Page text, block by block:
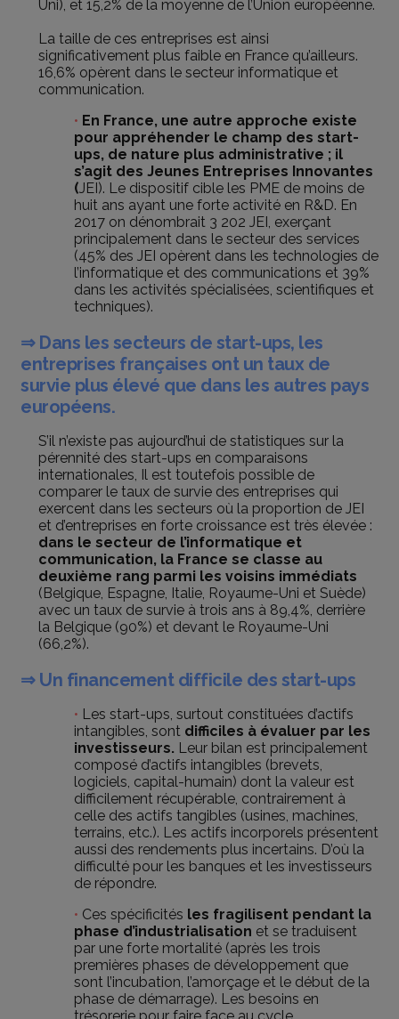
Uni), et 15,2% de la moyenne de l’Union européenne.
La taille de ces entreprises est ainsi
significativement plus faible en France qu’ailleurs.
16,6% opèrent dans le secteur informatique et
communication.
En France, une autre approche existe
pour appréhender le champ des start-
ups, de nature plus administrative ; il
s’agit des Jeunes Entreprises Innovantes
(JEI). Le dispositif cible les PME de moins de
huit ans ayant une forte activité en R&D. En
2017 on dénombrait 3 202 JEI, exerçant
principalement dans le secteur des services
(45% des JEI opèrent dans les technologies de
l’informatique et des communications et 39%
dans les activités spécialisées, scientifiques et
techniques).
⇒ Dans les secteurs de start-ups, les
entreprises françaises ont un taux de
survie plus élevé que dans les autres pays
européens.
S’il n’existe pas aujourd’hui de statistiques sur la
pérennité des start-ups en comparaisons
internationales, Il est toutefois possible de
comparer le taux de survie des entreprises qui
exercent dans les secteurs où la proportion de JEI
et d’entreprises en forte croissance est très élevée :
dans le secteur de l’informatique et
communication, la France se classe au
deuxième rang parmi les voisins immédiats
(Belgique, Espagne, Italie, Royaume-Uni et Suède)
avec un taux de survie à trois ans à 89,4%, derrière
la Belgique (90%) et devant le Royaume-Uni
(66,2%).
⇒ Un financement difficile des start-ups
Les start-ups, surtout constituées d’actifs
intangibles, sont difficiles à évaluer par les
investisseurs. Leur bilan est principalement
composé d’actifs intangibles (brevets,
logiciels, capital-humain) dont la valeur est
difficilement récupérable, contrairement à
celle des actifs tangibles (usines, machines,
terrains, etc.). Les actifs incorporels présentent
aussi des rendements plus incertains. D’où la
difficulté pour les banques et les investisseurs
de répondre.
Ces spécificités les fragilisent pendant la
phase d’industrialisation et se traduisent
par une forte mortalité (après les trois
premières phases de développement que
sont l’incubation, l’amorçage et le début de la
phase de démarrage). Les besoins en